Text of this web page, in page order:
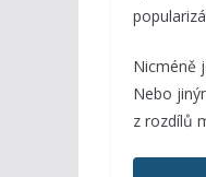
Nicméně
Nebo
z rozdílů